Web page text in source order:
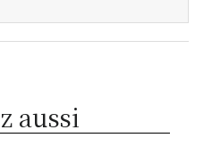
aussi